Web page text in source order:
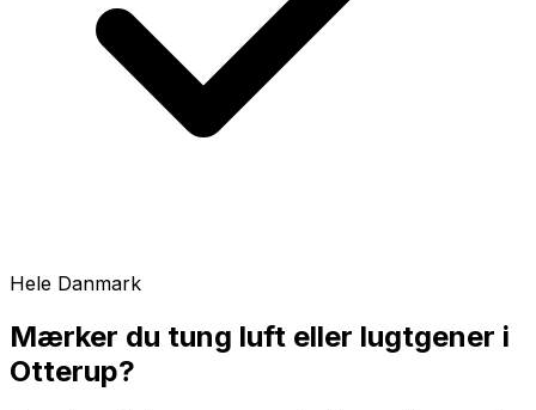
Hele Danmark
Mærker du tung luft eller lugtgener i
Otterup?